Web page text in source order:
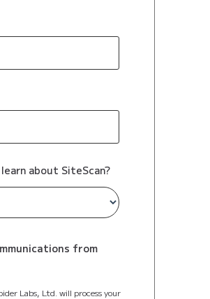
about SiteScan?
from
Labs, Ltd. will process your